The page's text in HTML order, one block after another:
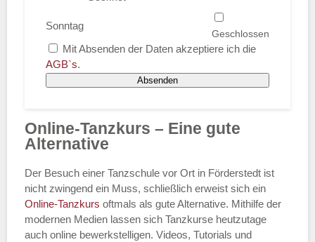
Sonntag
Mit Absenden der Daten akzeptiere ich die
AGB`s.
Absenden
Online-Tanzkurs – Eine gute
Alternative
Der Besuch einer Tanzschule vor Ort in Förderstedt ist
nicht zwingend ein Muss, schließlich erweist sich ein
Online-Tanzkurs oftmals als gute Alternative. Mithilfe der
modernen Medien lassen sich Tanzkurse heutzutage
auch online bewerkstelligen. Videos, Tutorials und